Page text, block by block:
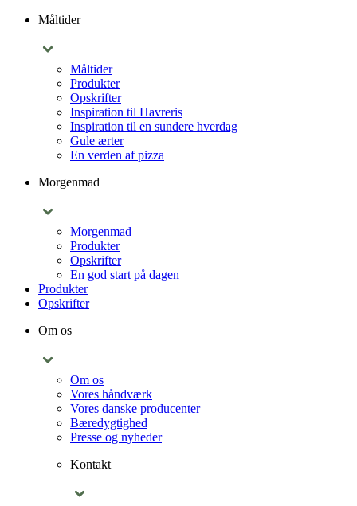
Måltider
Måltider
Produkter
Opskrifter
Inspiration til Havreris
Inspiration til en sundere hverdag
Gule ærter
En verden af pizza
Morgenmad
Morgenmad
Produkter
Opskrifter
En god start på dagen
Produkter
Opskrifter
Om os
Om os
Vores håndværk
Vores danske producenter
Bæredygtighed
Presse og nyheder
Kontakt